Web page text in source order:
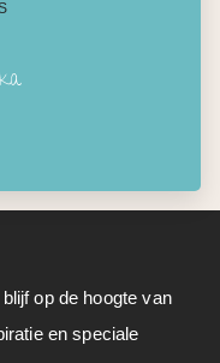
op de hoogte van
en speciale